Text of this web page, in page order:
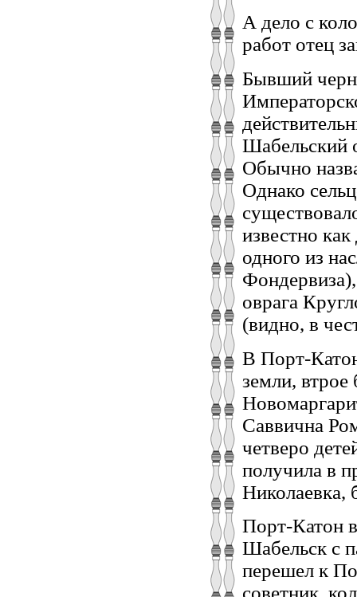
А дело с
работ отец
Бывший
Шабельский
Обычно
Однако
известно
одного из
оврага
(видно, в
В Порт-
земли, втрое
Саввична
четверо
получила в
Николаевка,
Порт-Катон
Шабельск с
перешел к